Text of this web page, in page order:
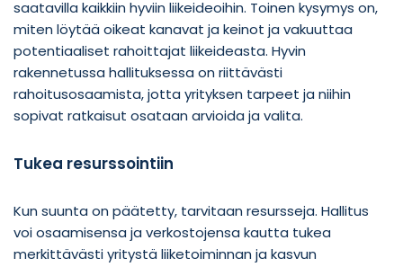
saatavilla kaikkiin hyviin liikeideoihin. Toinen kysymys on,
miten löytää oikeat kanavat ja keinot ja vakuuttaa
potentiaaliset rahoittajat liikeideasta. Hyvin
rakennetussa hallituksessa on riittävästi
rahoitusosaamista, jotta yrityksen tarpeet ja niihin
sopivat ratkaisut osataan arvioida ja valita.
Tukea resurssointiin
Kun suunta on päätetty, tarvitaan resursseja. Hallitus
voi osaamisensa ja verkostojensa kautta tukea
merkittävästi yritystä liiketoiminnan ja kasvun